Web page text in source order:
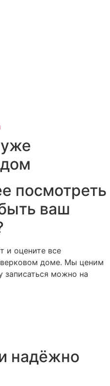
посмотреть
ваш
и оцените все
доме. Мы ценим
записаться можно на
надёжно